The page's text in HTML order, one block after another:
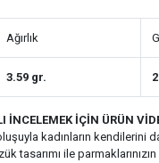
Ağırlık
3.59 gr.
İNCELEMEK İÇİN ÜRÜN
kadınların kendilerini
ile parmaklarınızın